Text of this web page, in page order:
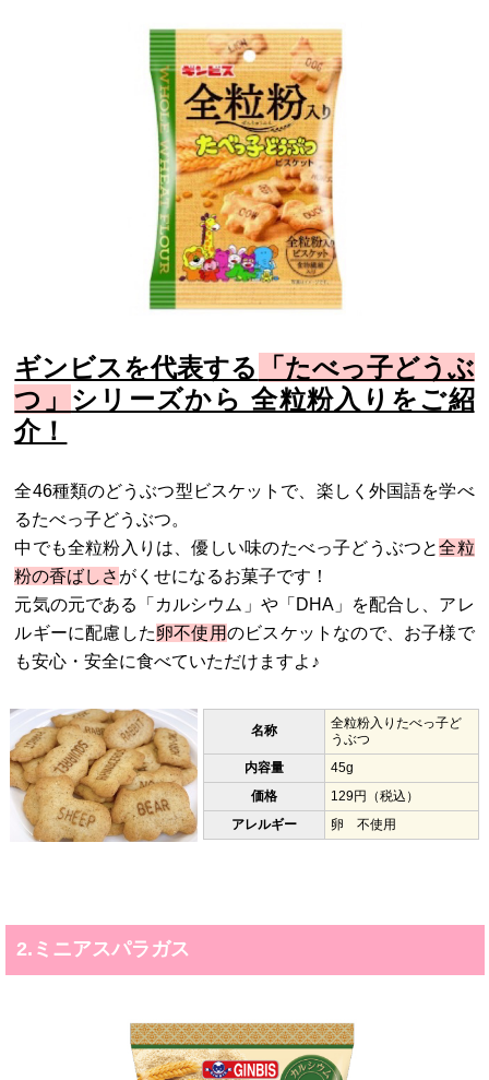
ギンビスを代表する
「たべっ子どうぶ
つ」 シリーズから 全粒粉入りをご紹
介！
全46種類のどうぶつ型ビスケットで、楽しく外国語を学べ
るたべっ子どうぶつ。
中でも全粒粉入りは、優しい味のたべっ子どうぶつと全粒
粉の香ばしさ がくせになるお菓子です！
元気の元である「カルシウム」や「DHA」を配合し、アレ
ルギーに配慮した卵不使用のビスケットなので、お子様で
も安心・安全に食べていただけますよ♪
名称
全粒粉入りたべっ子ど
うぶつ
内容量
45g
価格
129円（税込）
アレルギー
卵 不使用
2.ミニアスパラガス